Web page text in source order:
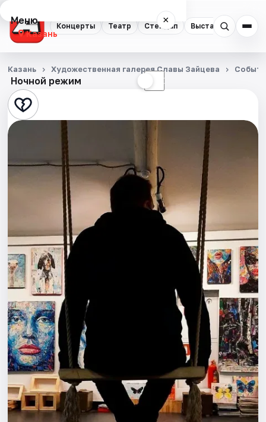
Концерты Театр Стендап Выставки
Меню ×
Казань
Концерты
Театр
Стендап
Квесты
Спорт
События
Города
Площадки
Артисты
Рейтинги
Ночной режим ☾
Казань Художественная галерея Славы Зайцева